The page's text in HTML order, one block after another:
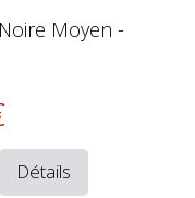
Moyen -
Détails